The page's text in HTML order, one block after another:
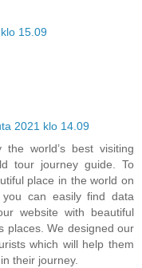
15.09
2021 klo 14.09
world’s best visiting
tour journey guide. To
place in the world on
can easily find data
website with beautiful
places. We designed our
which will help them
their journey.